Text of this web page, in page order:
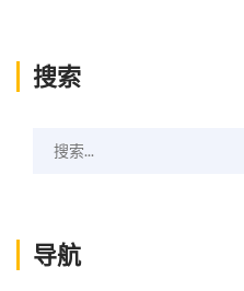
搜索
搜索...
导航